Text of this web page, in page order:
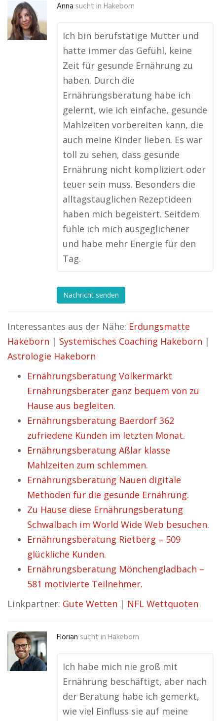
Anna sucht in Hakeborn
Ich bin berufstätige Mutter und
hatte immer das Gefühl, keine
Zeit für gesunde Ernährung zu
haben. Durch die
Ernährungsberatung habe ich
gelernt, wie ich einfache, gesunde
Mahlzeiten vorbereiten kann, die
auch meine Kinder lieben. Es war
toll zu sehen, dass gesunde
Ernährung nicht kompliziert oder
teuer sein muss. Besonders die
alltagstauglichen Rezeptideen
haben mich begeistert. Seitdem
fühle ich mich ausgeglichener
und habe mehr Energie für den
Tag.
Nachricht senden
Interessantes aus der Nähe: Erdungsmatte
Hakeborn | Systemisches Coaching Hakeborn |
Astrologie Hakeborn
Ernährungsberatung Völkermarkt
Ernährungsberater ganz bequem von zu
Hause aus begleiten.
Ernährungsberatung Baerdorf 362
zufriedene Kunden im letzten Monat.
Ernährungsberatung Aßlar klasse
Mahlzeiten zum schlemmen.
Ernährungsberatung Nauen digitale
Methoden für die gesunde Ernährung.
Zu Hause diese Ernährungsberatung
Schwalbach im World Wide Web besuchen.
Ernährungsberatung Rietberg – 509
glückliche Kunden.
Ernährungsberatung Mönchengladbach –
581 motivierte Teilnehmer.
Linkpartner: Gute Wetten | NFL Wettquoten
Florian sucht in Hakeborn
Ich habe mich nie groß mit
Ernährung beschäftigt, aber nach
der Beratung habe ich gemerkt,
wie viel Einfluss sie auf meine